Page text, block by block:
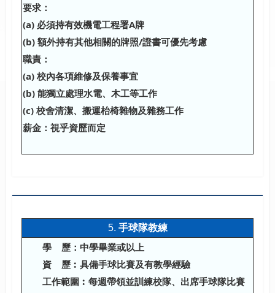
要求：
(a) 必須持有效機電工程署A牌
(b) 額外持有其他相關的牌照/證書可優先考慮
職責：
(a) 校內各項維修及保養事宜
(b) 能獨立處理水電、木工等工作
(c) 校舍清潔、搬運枱椅雜物及雜務工作
薪金：視乎資歷而定
5. 手球隊教練
學
歷：中學畢業或以上
資
歷︰具備手球比賽及有教學經驗
工作範圍︰每週帶領並訓練校隊、出席手球隊比賽